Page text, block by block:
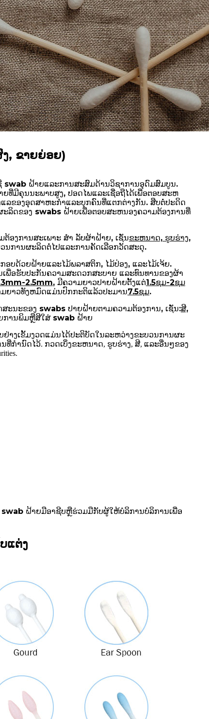
, ຂາຍຍ່ອຍ)
swab ຝ້າຍແລະການສະສົມດ້ານວິຊາການອຸດົມສົມບູນ.
ທີ່ມີຄຸນນະພາບສູງ, ປອດໄພແລະເຊື່ອຖືໄດ້ເພື່ອຕອບສະຫ
ລຂອງອຸດສາຫະກໍາແລະບຸກຄົນທີ່ແຕກຕ່າງກັນ. ສືບຕໍ່ປະດິດ
ລິດຂອງ swabs ຝ້າຍເພື່ອຕອບສະຫນອງຄວາມຕ້ອງການທີ່
ອງການສະເພາະ ສຳ ລັບຜ້າຝ້າຍ, ເຊັ່ນຂະຫນາດ, ຮູບຮ່າງ,
ນການຜະລິດຕໍ່ໄປແລະການຄັດເລືອກວັດສະດຸ.
ບດ້ວຍຝ້າຍແລະໄມ້ພລາສຕິກ, ໄມ້ປ່ອງ, ແລະໄມ້ເຈ້ຍ.
ພື່ອຮັບປະກັນຄວາມສະດວກສະບາຍ ແລະທົນທານຂອງຜ້າ
2.5mm, ມີຄວາມຍາວປາຍຝ້າຍຕັ້ງແຕ່1.5ຊມ-2ຊມ
ມຍາວທັງຫມົດແມ່ນປົກກະຕິແລ້ວປະມານ7.5ຊມ.
ະນະຂອງ swabs ປາຍຝ້າຍຕາມຄວາມຕ້ອງການ, ເຊັ່ນ:ສີ,
ການພິມຫຼືສີໃສ່ swab ຝ້າຍ
າງ​ເຂັ້ມ​ງວດ​ແມ່ນ​ໄດ້​ປະ​ຕິ​ບັດ​ໃນ​ລະ​ຫວ່າງ​ຂະ​ບວນ​ການ​ຜະ​
ທີ່​ກໍາ​ນົດ​ໄວ້​. ກວດເບິ່ງຂະຫນາດ, ຮູບຮ່າງ, ສີ, ແລະອື່ນໆຂອງ
ຝ້າຍມືອາຊີບຫຼືຮ່ວມມືກັບຜູ້ໃຫ້ບໍລິການບໍລິການເພື່ອ
ແຕ່ງ